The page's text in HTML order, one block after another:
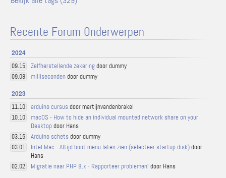
Recente Forum Onderwerpen
2024
09.15 Zelfherstellende zekeringdoor dummy
09.08 milliseconden door dummy
2023
11.10 arduino cursus door martijnvandenbrakel
10.10
macOS - How to hide an individual mounted network share on your
Desktop door Hans
03.16 Arduino schets door dummy
03.01 Intel Mac - Altijd boot menu laten zien (selecteer startup disk)door
Hans
02.02 Migratie naar PHP 8.x - Rapporteer problemen! door Hans